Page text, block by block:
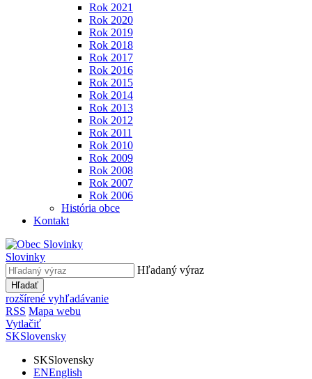
Rok 2021
Rok 2020
Rok 2019
Rok 2018
Rok 2017
Rok 2016
Rok 2015
Rok 2014
Rok 2013
Rok 2012
Rok 2011
Rok 2010
Rok 2009
Rok 2008
Rok 2007
Rok 2006
História obce
Kontakt
Slovinky
Hľadaný výraz
Hľadať
rozšírené vyhľadávanie
RSS Mapa webu
Vytlačiť
SKSlovensky
SKSlovensky
ENEnglish